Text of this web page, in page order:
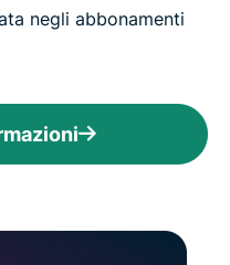
negli abbonamenti